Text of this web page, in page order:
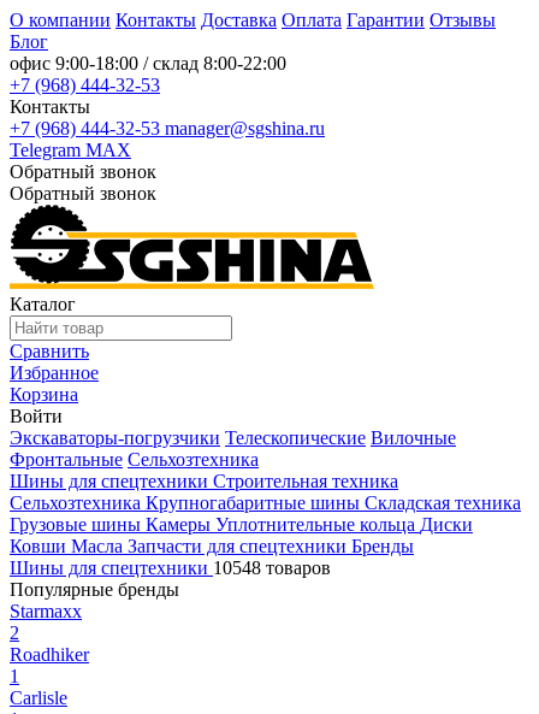
О компании Контакты Доставка Оплата Гарантии Отзывы
Блог
офис 9:00-18:00 / склад 8:00-22:00
+7 (968) 444-32-53
Контакты
+7 (968) 444-32-53 manager@sgshina.ru
Telegram MAX
Обратный звонок
Обратный звонок
Каталог
Сравнить
Избранное
Корзина
Войти
Экскаваторы-погрузчики Телескопические Вилочные
Фронтальные Сельхозтехника
Шины для спецтехники Строительная техника
Сельхозтехника Крупногабаритные шины Складская техника
Грузовые шины Камеры Уплотнительные кольца Диски
Ковши Масла Запчасти для спецтехники Бренды
Шины для спецтехники 10548 товаров
Популярные бренды
Starmaxx
2
Roadhiker
1
Carlisle